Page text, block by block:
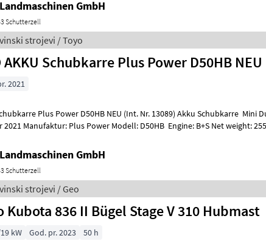
GmbH
Schutterzell
strojevi / Toyo
AKKU Schubkarre Plus Power D50HB NEU
2021
Plus Power D50HB NEU (Int. Nr. 13089) Akku Schubkarre Mini Dumper
2021 Manufaktur: Plus Power Modell: D50HB Engine: B+S Net weight:
GmbH
Schutterzell
strojevi / Geo
Kubota 836 II Bügel Stage V 310 Hubmast
kW God. pr. 2023 50 h